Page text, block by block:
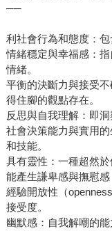
──
利社會行為和態度：包
情緒穩定與幸福感：
情緒。
平衡的決斷力與接受
得住腳的觀點存在。
反思與自我理解：即
社會決策能力與實用
和技能。
具有靈性：一種超然
能產生謙卑感與撫慰感
經驗開放性（
接受度。
幽默感：自我解嘲的能